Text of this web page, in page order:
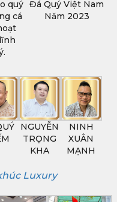
quý
cá
Đá Quý Việt Nam
Năm 2023
NGUYỄN
TRỌNG
KHA
NINH
XUÂN
MẠNH
Luxury